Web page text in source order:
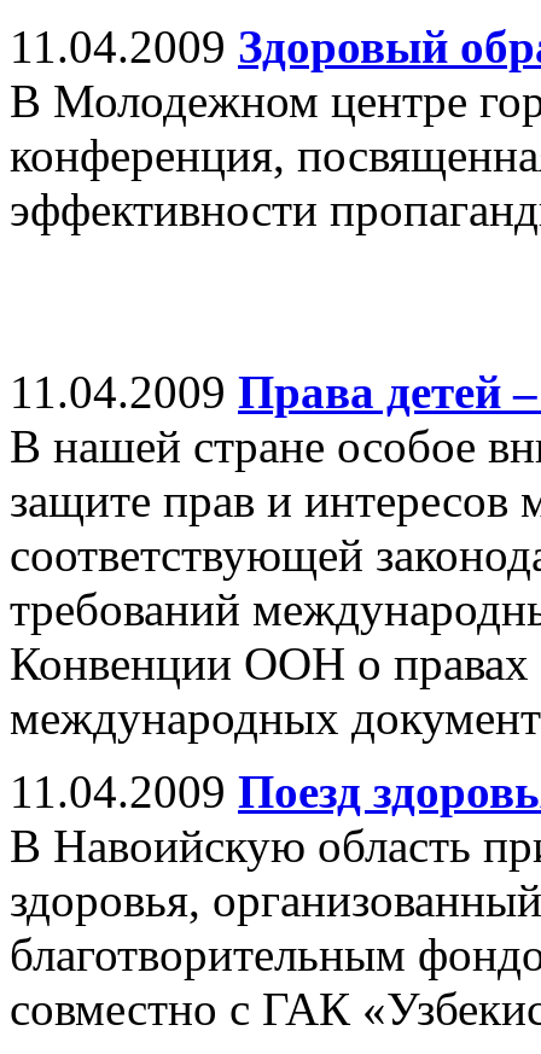
11.04.2009 Здоровый
В Молодежном центре
конференция,
эффективности
11.04.2009 Права детей
В нашей стране особое
защите прав и
соответствующей
требований
Конвенции ООН о правах
международных
11.04.2009 Поезд
В Навоийскую область
здоровья,
благотворительным
совместно с ГАК